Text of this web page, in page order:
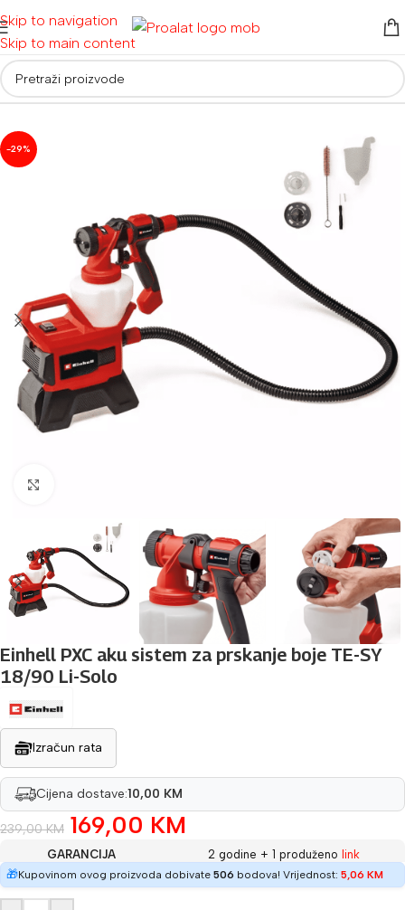
Skip to navigation
Skip to main content
za lakiranje/Auto detailing i oprema Boje i zaštitni materijal
-29%
Einhell PXC aku sistem za prskanje boje TE-SY
18/90 Li-Solo
Izračun rata
Cijena dostave:10,00 KM
239,00KM 169,00 KM
GARANCIJA 2 godine + 1 produženo link
🎁Kupovinom ovog proizvoda dobivate 506 bodova! Vrijednost: 5,06 KM